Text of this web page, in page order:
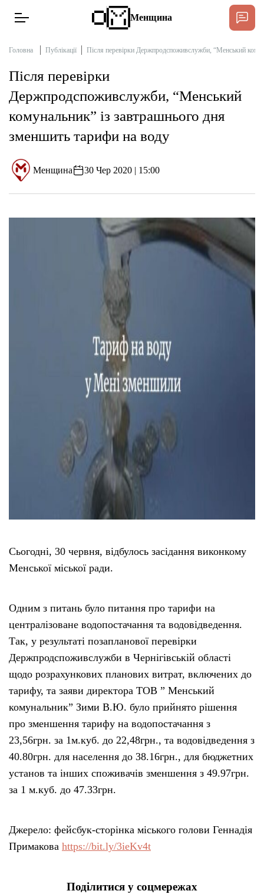
Новини
Інтерв’ю
Тексти
Публікації
Рекламні прайси
Підтримати «місцевих»
Редакційна політика
Підтримати
Менщина
Головна Публікації Після перевірки Держпродспоживслужби, “Менський
Після перевірки
Держпродспоживслужби, “Менський
комунальник” із завтрашнього дня
зменшить тарифи на воду
Менщина 30 Чер 2020 | 15:00
Сьогодні, 30 червня, відбулось засідання виконкому
Менської міської ради.
Одним з питань було питання про тарифи на
централізоване водопостачання та водовідведення.
Так, у результаті позапланової перевірки
Держпродспоживслужби в Чернігівській області
щодо розрахункових планових витрат, включених до
тарифу, та заяви директора ТОВ ” Менський
комунальник” Зими В.Ю. було прийнято рішення
про зменшення тарифу на водопостачання з
23,56грн. за 1м.куб. до 22,48грн., та водовідведення з
40.80грн. для населення до 38.16грн., для бюджетних
установ та інших споживачів зменшення з 49.97грн.
за 1 м.куб. до 47.33грн.
Джерело: фейсбук-сторінка міського голови Геннадія
Примакова https://bit.ly/3ieKv4t
Поділитися у соцмережах